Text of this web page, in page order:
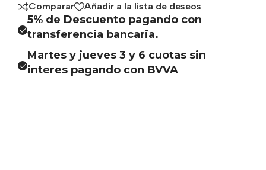
Comparar Añadir a la lista de deseos
5% de Descuento pagando con
transferencia bancaria.
Martes y jueves 3 y 6 cuotas sin
interes pagando con BVVA